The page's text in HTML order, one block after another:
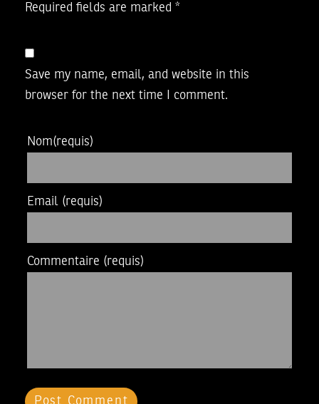
Required fields are marked *
Save my name, email, and website in this
browser for the next time I comment.
Nom(requis)
Email (requis)
Commentaire (requis)